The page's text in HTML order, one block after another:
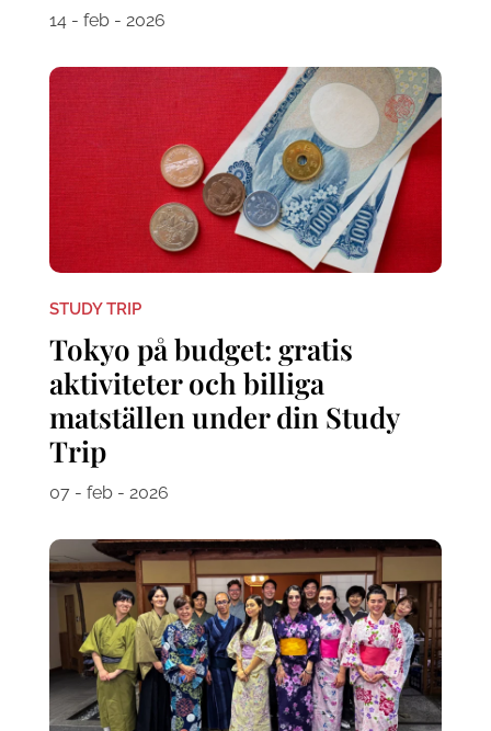
14 - feb - 2026
STUDY TRIP
Tokyo på budget: gratis
aktiviteter och billiga
matställen under din Study
Trip
07 - feb - 2026